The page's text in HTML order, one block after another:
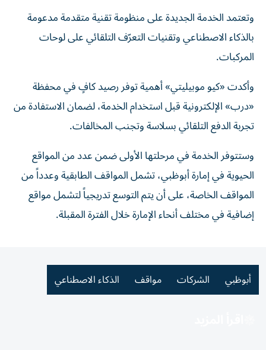
وتعتمد الخدمة الجديدة على منظومة تقنية متقدمة مدعومة
بالذكاء الاصطناعي وتقنيات التعرّف التلقائي على لوحات
المركبات.
وأكدت «كيو موبيليتي» أهمية توفر رصيد كافٍ في محفظة
«درب» الإلكترونية قبل استخدام الخدمة، لضمان الاستفادة من
تجربة الدفع التلقائي بسلاسة وتجنب المخالفات.
وستتوفر الخدمة في مرحلتها الأولى ضمن عدد من المواقع
الحيوية في إمارة أبوظبي، تشمل المواقف الطابقية وعدداً من
المواقف الخاصة، على أن يتم التوسع تدريجياً لتشمل مواقع
إضافية في مختلف أنحاء الإمارة خلال الفترة المقبلة.
أبوظبي الشركات مواقف الذكاء الاصطناعي